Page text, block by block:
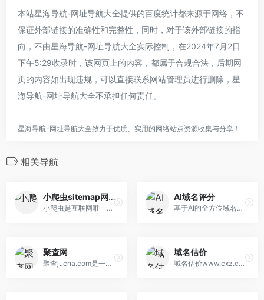
本站星海导航-网址导航大全提供的百度统计都来源于网络，不
保证外部链接的准确性和完整性，同时，对于该外部链接的指
向，不由星海导航-网址导航大全实际控制，在2024年7月2日
下午5:29收录时，该网页上的内容，都属于合规合法，后期网
页的内容如出现违规，可以直接联系网站管理员进行删除，星
海导航-网址导航大全不承担任何责任。
星海导航-网址导航大全致力于优质、实用的网络站点资源收集与分享！
相关导航
小爬虫sitemap网站地图生成工具
小爬虫是互联网唯一在线sitemap网站地图制作工具，也是SEO+全网优化交流平台...PS:本团队承接SEO诊断、SEO外包、SEO顾问等服务，欢迎联系客服QQ:3534790242洽谈！
AI域名评分
基于AI的全方位域名评分与评估系统
聚查网
聚查jucha.com是一个专业的域...
域名估价
域名估价www.cxz.com，我们提供域名价值评估、品相分析、域名投资数据参考。希望CXZ能帮到你的域名估价和投资！